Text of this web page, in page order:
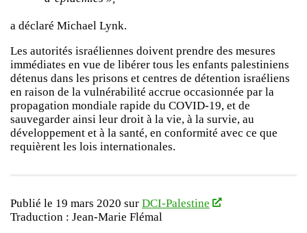
a déclaré Michael Lynk.
Les autorités israéliennes doivent prendre des mesures
immédiates en vue de libérer tous les enfants palestiniens
détenus dans les prisons et centres de détention israéliens
en raison de la vulnérabilité accrue occasionnée par la
propagation mondiale rapide du COVID-19, et de
sauvegarder ainsi leur droit à la vie, à la survie, au
développement et à la santé, en conformité avec ce que
requièrent les lois internationales.
Publié le 19 mars 2020 sur DCI-Palestine
Traduction : Jean-Marie Flémal